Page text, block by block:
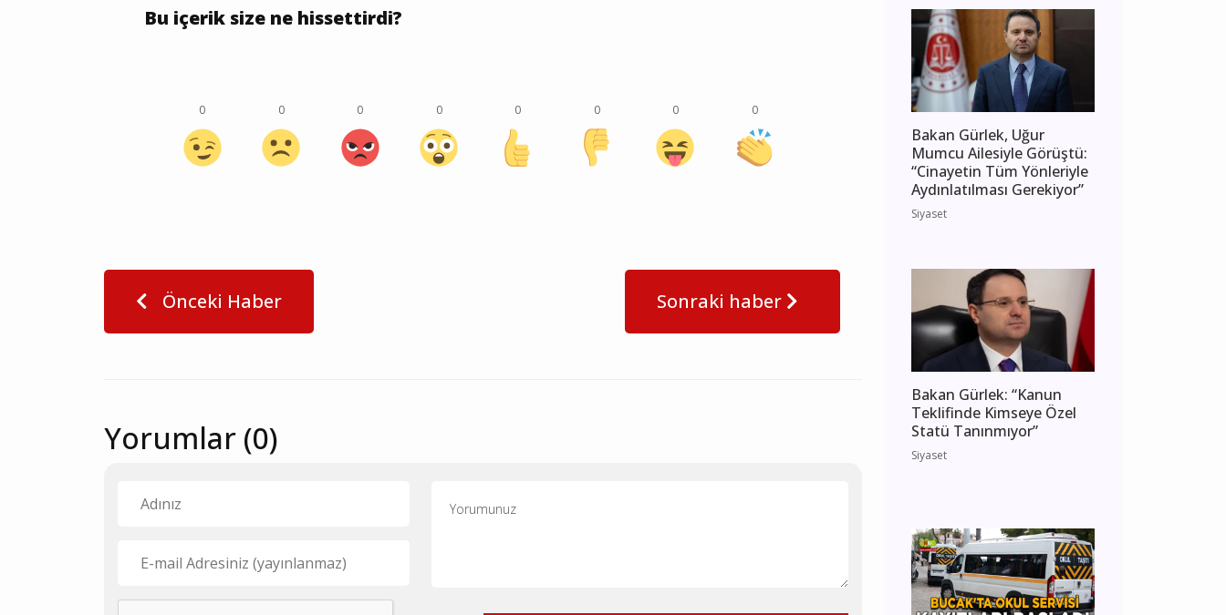
Bu içerik size ne hissettirdi?
0 0 0 0 0 0 0 0
Önceki Haber Sonraki haber
Yorumlar (0)
Bakan Gürlek, Uğur
Mumcu Ailesiyle Görüştü:
“Cinayetin Tüm Yönleriyle
Aydınlatılması Gerekiyor”
Siyaset
Bakan Gürlek: “Kanun
Teklifinde Kimseye Özel
Statü Tanınmıyor”
Siyaset